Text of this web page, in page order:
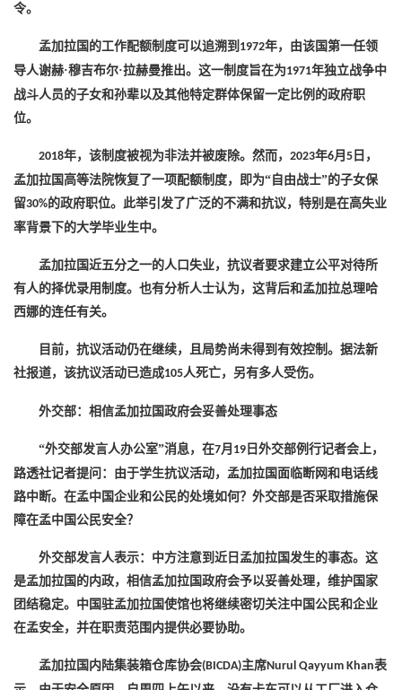
令。
孟加拉国的工作配额制度可以追溯到 1972年，由该国第一任领
导人谢赫·穆吉布尔·拉赫曼推出。这一制度旨在为1971年独立战争中
战斗人员的子女和孙辈以及其他特定群体保留一定比例的政府职
位。
2018年，该制度被视为非法并被废除。然而， 2023年6月 5 日，
孟加拉国高等法院恢复了一项配额制度，即为“自由战士”的子女保
留30%的政府职位。此举引发了广泛的不满和抗议，特别是在高失业
率背景下的大学毕业生中。
孟加拉国近五分之一的人口失业，抗议者要求建立公平对待所
有人的择优录用制度。也有分析人士认为，这背后和孟加拉总理哈
西娜的连任有关。
目前，抗议活动仍在继续，且局势尚未得到有效控制。据法新
社报道，该抗议活动已造成105人死亡，另有多人受伤。
外交部：相信孟加拉国政府会妥善处理事态
“外交部发言人办公室”消息，在7月 19 日外交部例行记者会上，
路透社记者提问：由于学生抗议活动，孟加拉国面临断网和电话线
路中断。在孟中国企业和公民的处境如何？外交部是否采取措施保
障在孟中国公民安全？
外交部发言人表示：中方注意到近日孟加拉国发生的事态。这
是孟加拉国的内政，相信孟加拉国政府会予以妥善处理，维护国家
团结稳定。中国驻孟加拉国使馆也将继续密切关注中国公民和企业
在孟安全，并在职责范围内提供必要协助。
孟加拉国内陆集装箱仓库协会(BICDA)主席Nurul Qayyum Khan表